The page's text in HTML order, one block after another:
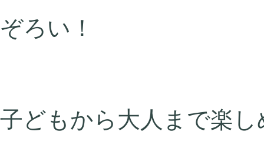
ぞろい！
子どもから大人まで楽